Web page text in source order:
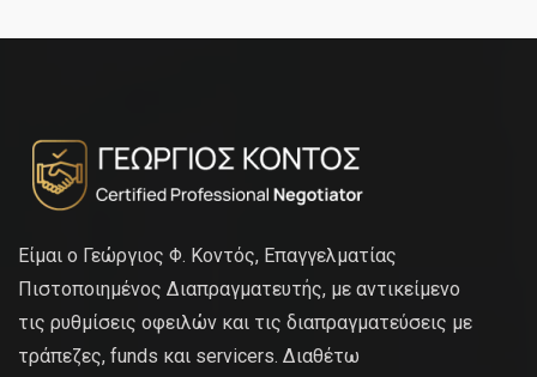
Είμαι ο Γεώργιος Φ. Κοντός, Επαγγελματίας
Πιστοποιημένος Διαπραγματευτής, με αντικείμενο
τις ρυθμίσεις οφειλών και τις διαπραγματεύσεις με
τράπεζες, funds και servicers. Διαθέτω